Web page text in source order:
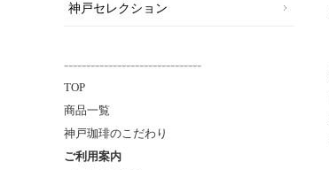
神戸セレクション
-------------------------------
TOP
商品一覧
神戸珈琲のこだわり
ご利用案内